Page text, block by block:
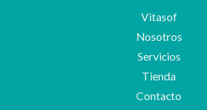
Vitasof
Nosotros
Servicios
Tienda
Contacto